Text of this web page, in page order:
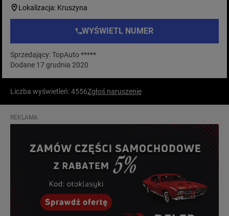
Lokalizacja: Kruszyna
WYŚWIETL NUMER
Sprzedający: TopAuto *****
Dodane 17 grudnia 2020
Liczba wyświetleń: 4556Zgłoś naruszenie
REKLAMA